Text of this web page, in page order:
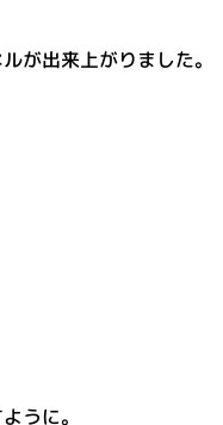
が出来上がりました。
うに。